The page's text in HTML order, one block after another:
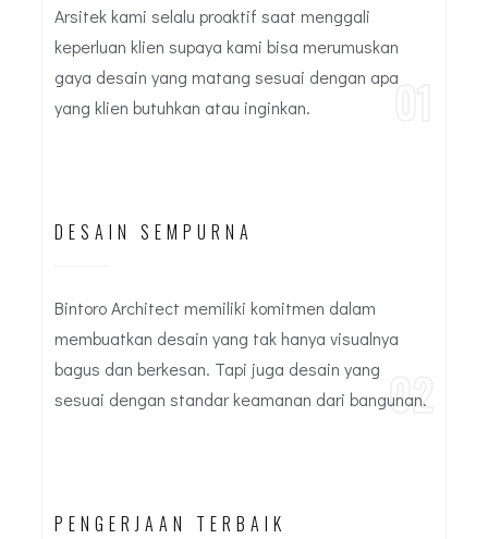
Arsitek kami selalu proaktif saat menggali
keperluan klien supaya kami bisa merumuskan
gaya desain yang matang sesuai dengan apa
yang klien butuhkan atau inginkan.
01
DESAIN SEMPURNA
Bintoro Architect memiliki komitmen dalam
membuatkan desain yang tak hanya visualnya
bagus dan berkesan. Tapi juga desain yang
sesuai dengan standar keamanan dari bangunan.
02
PENGERJAAN TERBAIK